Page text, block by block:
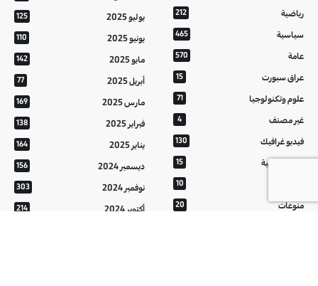
رياضية 212
سياسية 465
عامة 570
عراق سبورت 15
علوم وتكنولوجيا 71
غير مصنف 4
فيديو غرافيك 130
معالم عراقية 15
10
منوعات 20
يوليو 2025 125
يونيو 2025 110
مايو 2025 142
أبريل 2025 77
مارس 2025 169
فبراير 2025 138
يناير 2025 164
ديسمبر 2024 156
نوفمبر 2024 303
أكتوبر 2024 214